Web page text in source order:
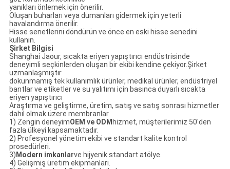
yanıkları önlemek için önerilir.
Oluşan buharları veya dumanları gidermek için yeterli
havalandırma önerilir.
Hisse senetlerini döndürün ve önce en eski hisse senedini
kullanın.
Şirket Bilgisi
Shanghai Jaour, sıcakta eriyen yapıştırıcı endüstrisinde
deneyimli seçkinlerden oluşan bir ekibi kendine çekiyor.Şirket
uzmanlaşmıştır
dokunmamış tek kullanımlık ürünler, medikal ürünler, endüstriyel
bantlar ve etiketler ve su yalıtımı için basınca duyarlı sıcakta
eriyen yapıştırıcı
Araştırma ve geliştirme, üretim, satış ve satış sonrası hizmetler
dahil olmak üzere membranlar.
1) Zengin deneyimOEM ve ODM hizmet, müşterilerimiz 50'den
fazla ülkeyi kapsamaktadır.
2) Profesyonel yönetim ekibi ve standart kalite kontrol
prosedürleri.
3) Modern imkanlarve hijyenik standart atölye.
4) Gelişmiş üretim ekipmanları.